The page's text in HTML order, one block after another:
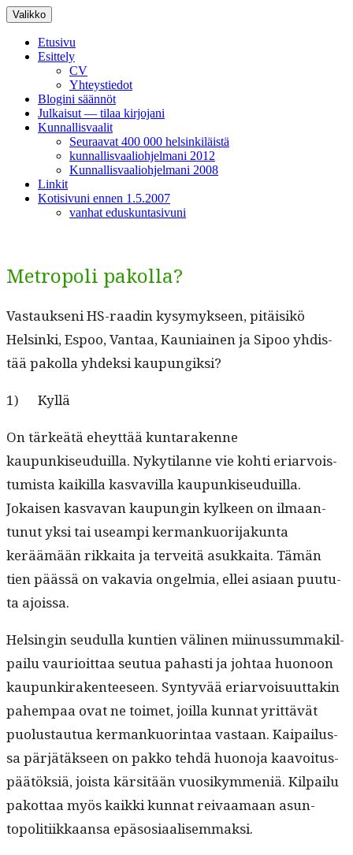
Siirry
sisältöön
Valikko
Etusivu
Esittely
CV
Yhteystiedot
Blogini säännöt
Julkaisut — tilaa kirjojani
Kunnallisvaalit
Seuraavat 400 000 helsinkiläistä
kunnallisvaaliohjelmani 2012
Kunnallisvaaliohjelmani 2008
Linkit
Kotisivuni ennen 1.5.2007
vanhat eduskuntasivuni
Metropoli pakolla?
Vas­tauk­seni HS-raadin kysymyk­seen, pitäisikö
Helsin­ki, Espoo, Van­taa, Kau­ni­ainen ja Sipoo yhdis­
tää pakol­la yhdek­si kaupungiksi?
1) Kyl­lä
On tärkeätä eheyt­tää kun­tarakenne
kaupunkiseuduil­la. Nykyti­lanne vie kohti eri­ar­vois­
tu­mista kaikil­la kas­vav­il­la kaupunkiseuduil­la.
Jokaisen kas­va­van kaupun­gin kyl­keen on ilmaan­
tunut yksi tai use­ampi ker­mankuori­jakun­ta
keräämään rikkai­ta ja ter­veitä asukkai­ta. Tämän
tien päässä on vakavia ongelmia, ellei asi­aan puu­tu­
ta ajoissa.
Helsin­gin seudul­la kun­tien väli­nen mii­nus­sum­mak­il­
pailu vau­ri­oit­taa seu­tua pahasti ja johtaa huonoon
kaupunki­rak­en­teeseen. Syn­tyvää eri­ar­voisu­ut­takin
pahempaa ovat ne toimet, joil­la kun­nat yrit­tävät
puo­lus­tau­tua ker­mankuor­in­taa vas­taan. Kaipailus­
sa pär­jätäk­seen on pakko tehdä huono­ja kaavoitus­
päätök­siä, joista kär­sitään vuosikym­meniä. Kil­pailu
pakot­taa myös kaik­ki kun­nat reivaa­maan asun­
topoli­ti­ikkaansa epäsosiaalisemmaksi.